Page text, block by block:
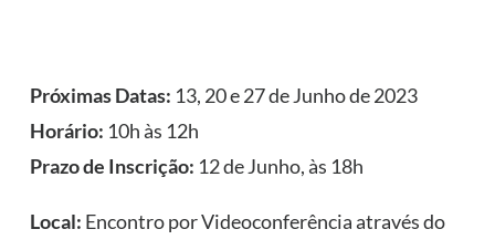
Próximas Datas: 13, 20 e 27 de Junho de 2023
Horário: 10h às 12h
Prazo de Inscrição: 12 de Junho, às 18h
Local: Encontro por Videoconferência através do